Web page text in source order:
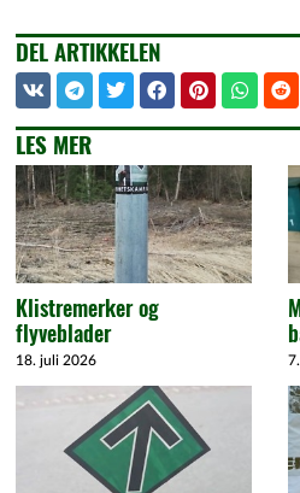
LES MER
Klistremerker og
flyveblader
18. juli 2026
DEL ARTIKKELEN